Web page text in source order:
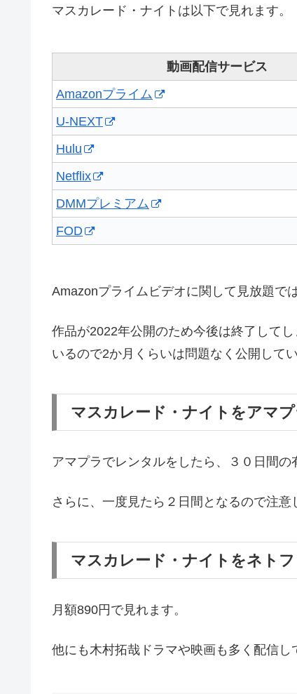
マスカレード・ナイトは以下で見れます。
動画配信サービス
Amazonプライム
U-NEXT
Hulu
Netflix
DMMプレミアム
FOD
Amazonプライムビデオに関して見放題では
作品が2022年公開のため今後は終了して
いるので2か月くらいは問題なく公開して
マスカレード・ナイトをアマ
アマプラでレンタルをしたら、３０日間の
さらに、一度見たら２日間となるので注意
マスカレード・ナイトをネト
月額890円で見れます。
他にも木村拓哉ドラマや映画も多く配信し